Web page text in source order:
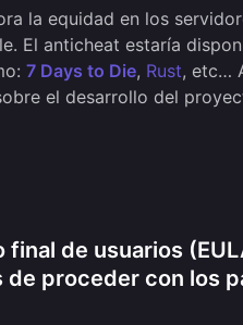
la equidad en los
El anticheat estaría
7 Days to Die, Rust, etc…
el desarrollo del
de usuarios
proceder con los